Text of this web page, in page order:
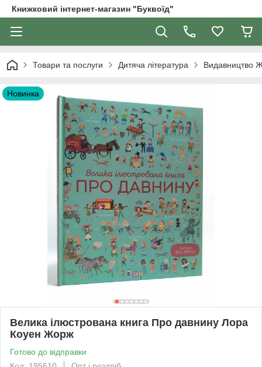
Книжковий інтернет-магазин "Буквоїд"
Товари та послуги Дитяча література Видавництво
Новинка
Велика ілюстрована книга Про давнину Лора
Коуен Жорж
Готово до відправки